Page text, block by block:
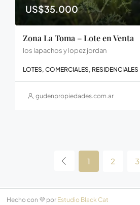
US$35.000
Zona La Toma – Lote en Venta
los lapachos y lopez jordan
LOTES, COMERCIALES, RESIDENCIALES
gudenpropiedades.com.ar
1 2 3
Hecho con 💜 por Estudio Black Cat